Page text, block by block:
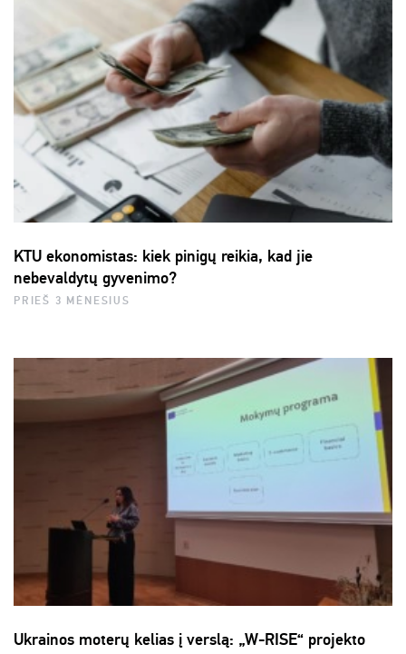
KTU ekonomistas: kiek pinigų reikia, kad jie
nebevaldytų gyvenimo?
PRIEŠ 3 MĖNESIUS
Ukrainos moterų kelias į verslą: „W-RISE“ projekto